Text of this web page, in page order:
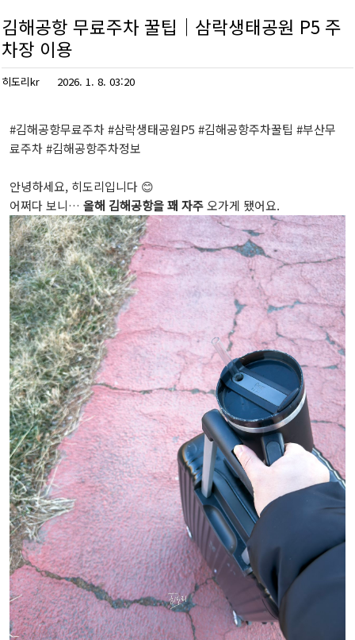
김해공항 무료주차 꿀팁｜삼락생태공원 P5 주
차장 이용
히도리kr 2026. 1. 8. 03:20
#김해공항무료주차 #삼락생태공원P5 #김해공항주차꿀팁 #부산무
료주차 #김해공항주차정보
안녕하세요, 히도리입니다 😊
어쩌다 보니… 올해 김해공항을 꽤 자주오가게 됐어요.